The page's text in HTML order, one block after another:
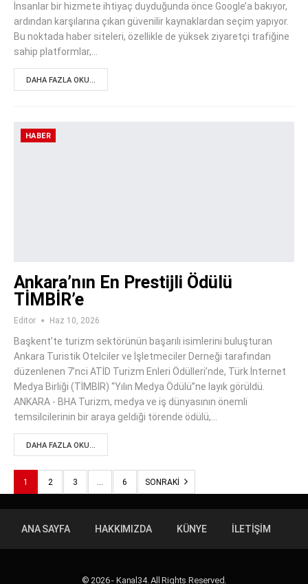
İnsanlar bir hizmete ihtiyaç duyduğunda önce Google’a bakıyor,
ardından karşılarına çıkan güvenilir kaynaklardan seçim yapıyor.
Bu noktada haber siteleri, özellikle de yüksek ziyaretçi trafiğine
sahip platformlar,…
DAHA FAZLA OKU...
HABER
Ankara’nın En Prestijli Ödülü
TİMBİR’e
Editor Haz 10, 2026
Başkent’te turizm sektörünün başarılı isimlerini buluşturan
Ankara Turistik Otelciler ve İşletmeciler Derneği tarafından
düzenlenen 7’nci ATİD Turizm Enleri Ödülleri’nde, Türk İnternet
Medya Birliği (TİMBİR) “Yılın Medya Ödülü”ne layık görüldü.
ANKARA - BHA Turizm, medya ve iş dünyasının önemli
temsilcilerinin bir araya geldiği törende ödülü,…
DAHA FAZLA OKU...
1 2 3 … 6 SONRAKI
ANA SAYFA HAKKIMIZDA KÜNYE İLETIŞIM
© 2026 - Kanal34. All Rights Reserved.